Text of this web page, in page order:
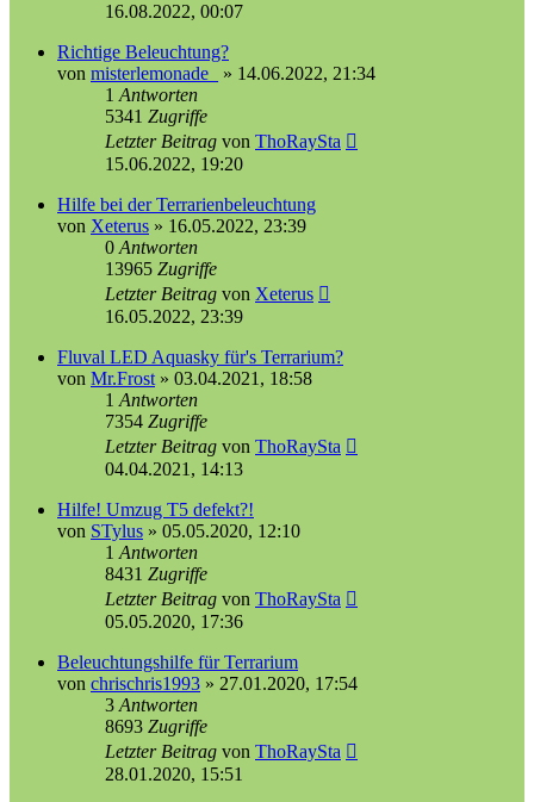
16.08.2022, 00:07
Richtige Beleuchtung?
von misterlemonade_ » 14.06.2022, 21:34
1 Antworten
5341 Zugriffe
Letzter Beitrag von ThoRaySta
15.06.2022, 19:20
Hilfe bei der Terrarienbeleuchtung
von Xeterus » 16.05.2022, 23:39
0 Antworten
13965 Zugriffe
Letzter Beitrag von Xeterus
16.05.2022, 23:39
Fluval LED Aquasky für's Terrarium?
von Mr.Frost » 03.04.2021, 18:58
1 Antworten
7354 Zugriffe
Letzter Beitrag von ThoRaySta
04.04.2021, 14:13
Hilfe! Umzug T5 defekt?!
von STylus » 05.05.2020, 12:10
1 Antworten
8431 Zugriffe
Letzter Beitrag von ThoRaySta
05.05.2020, 17:36
Beleuchtungshilfe für Terrarium
von chrischris1993 » 27.01.2020, 17:54
3 Antworten
8693 Zugriffe
Letzter Beitrag von ThoRaySta
28.01.2020, 15:51